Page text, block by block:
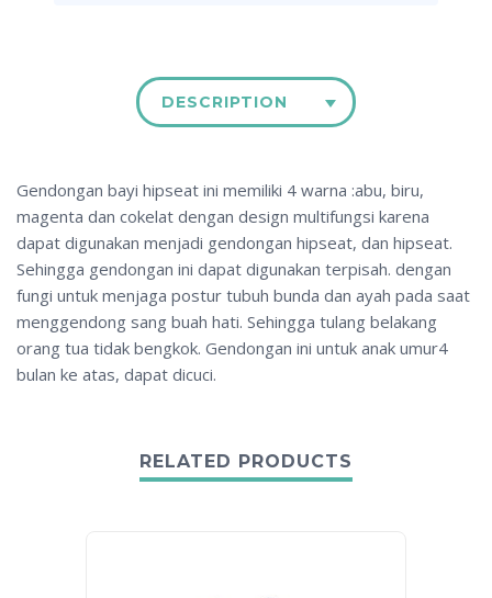
DESCRIPTION
Gendongan bayi hipseat ini memiliki 4 warna :abu, biru,
magenta dan cokelat dengan design multifungsi karena
dapat digunakan menjadi gendongan hipseat, dan hipseat.
Sehingga gendongan ini dapat digunakan terpisah. dengan
fungi untuk menjaga postur tubuh bunda dan ayah pada saat
menggendong sang buah hati. Sehingga tulang belakang
orang tua tidak bengkok. Gendongan ini untuk anak umur4
bulan ke atas, dapat dicuci.
RELATED PRODUCTS